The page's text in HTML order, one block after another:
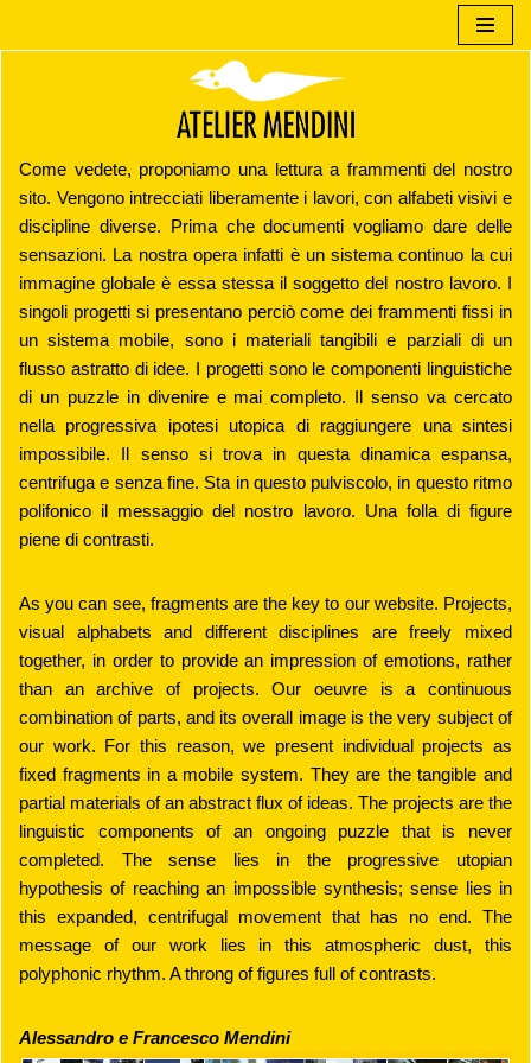
Come vedete, proponiamo una lettura a frammenti del nostro
sito. Vengono intrecciati liberamente i lavori, con alfabeti visivi e
discipline diverse. Prima che documenti vogliamo dare delle
sensazioni. La nostra opera infatti è un sistema continuo la cui
immagine globale è essa stessa il soggetto del nostro lavoro. I
singoli progetti si presentano perciò come dei frammenti fissi in
un sistema mobile, sono i materiali tangibili e parziali di un
flusso astratto di idee. I progetti sono le componenti linguistiche
di un puzzle in divenire e mai completo. Il senso va cercato
nella progressiva ipotesi utopica di raggiungere una sintesi
impossibile. Il senso si trova in questa dinamica espansa,
centrifuga e senza fine. Sta in questo pulviscolo, in questo ritmo
polifonico il messaggio del nostro lavoro. Una folla di figure
piene di contrasti.
As you can see, fragments are the key to our website. Projects,
visual alphabets and different disciplines are freely mixed
together, in order to provide an impression of emotions, rather
than an archive of projects. Our oeuvre is a continuous
combination of parts, and its overall image is the very subject of
our work. For this reason, we present individual projects as
fixed fragments in a mobile system. They are the tangible and
partial materials of an abstract flux of ideas. The projects are the
linguistic components of an ongoing puzzle that is never
completed. The sense lies in the progressive utopian
hypothesis of reaching an impossible synthesis; sense lies in
this expanded, centrifugal movement that has no end. The
message of our work lies in this atmospheric dust, this
polyphonic rhythm. A throng of figures full of contrasts.
Alessandro e Francesco Mendini